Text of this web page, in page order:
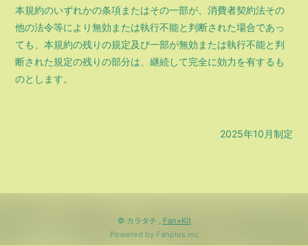
本規約のいずれかの条項またはその一部が、消費者契約法その
他の法令等により無効または執行不能と判断された場合であっ
ても、本規約の残りの規定及び一部が無効または執行不能と判
断された規定の残りの部分は、継続して完全に効力を有するも
のとします。
2025年10月制定
© カラタチ , Fan+Kit
Powered by Fanplus.inc